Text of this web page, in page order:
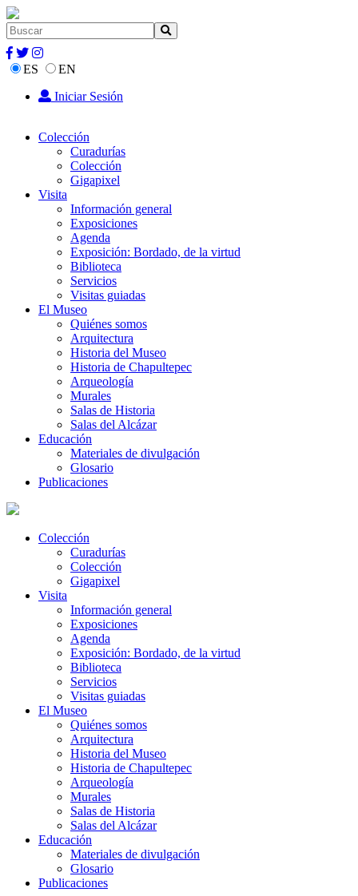
ES
EN
Iniciar Sesión
Colección
Curadurías
Colección
Gigapixel
Visita
Información general
Exposiciones
Agenda
Exposición: Bordado, de la virtud
Biblioteca
Servicios
Visitas guiadas
El Museo
Quiénes somos
Arquitectura
Historia del Museo
Historia de Chapultepec
Arqueología
Murales
Salas de Historia
Salas del Alcázar
Educación
Materiales de divulgación
Glosario
Publicaciones
Colección
Curadurías
Colección
Gigapixel
Visita
Información general
Exposiciones
Agenda
Exposición: Bordado, de la virtud
Biblioteca
Servicios
Visitas guiadas
El Museo
Quiénes somos
Arquitectura
Historia del Museo
Historia de Chapultepec
Arqueología
Murales
Salas de Historia
Salas del Alcázar
Educación
Materiales de divulgación
Glosario
Publicaciones